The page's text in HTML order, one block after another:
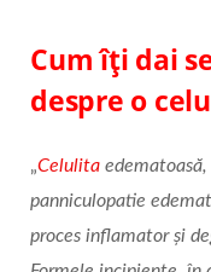
Cum îți dai
despre o
„Celulita
panniculopatie
proces inflamatorși